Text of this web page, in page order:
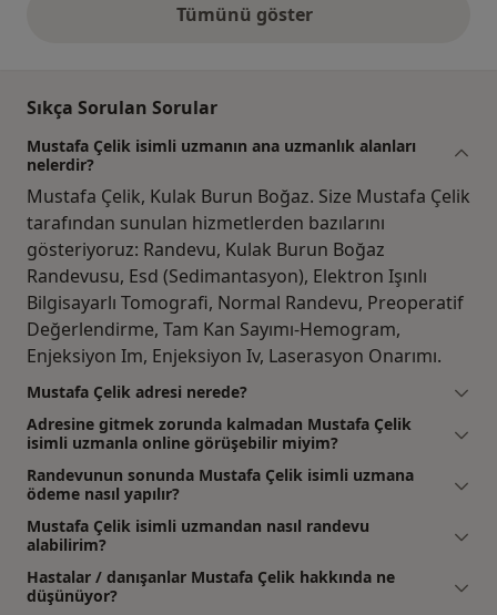
Tümünü gösteryukarıdaki görüşler
Sıkça Sorulan Sorular
Mustafa Çelik isimli uzmanın ana uzmanlık alanları
nelerdir?
Mustafa Çelik, Kulak Burun Boğaz. Size Mustafa Çelik
tarafından sunulan hizmetlerden bazılarını
gösteriyoruz: Randevu, Kulak Burun Boğaz
Randevusu, Esd (Sedimantasyon), Elektron Işınlı
Bilgisayarlı Tomografi, Normal Randevu, Preoperatif
Değerlendirme, Tam Kan Sayımı-Hemogram,
Enjeksiyon Im, Enjeksiyon Iv, Laserasyon Onarımı.
Mustafa Çelik adresi nerede?
Adresine gitmek zorunda kalmadan Mustafa Çelik
isimli uzmanla online görüşebilir miyim?
Randevunun sonunda Mustafa Çelik isimli uzmana
ödeme nasıl yapılır?
Mustafa Çelik isimli uzmandan nasıl randevu
alabilirim?
Hastalar / danışanlar Mustafa Çelik hakkında ne
düşünüyor?